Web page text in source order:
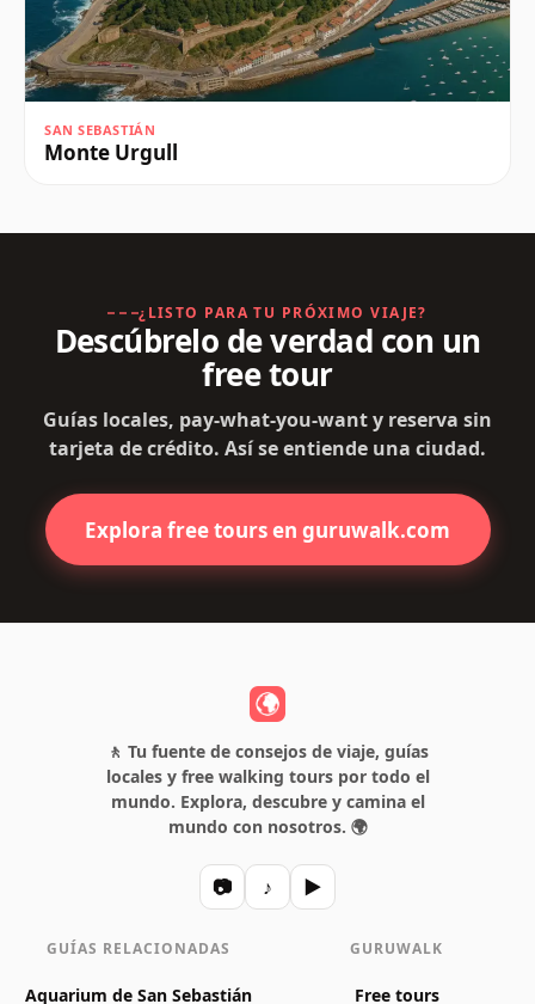
SAN SEBASTIÁN
Monte Urgull
¿LISTO PARA TU PRÓXIMO VIAJE?
Descúbrelo de verdad con un
free tour
Guías locales, pay-what-you-want y reserva sin
tarjeta de crédito. Así se entiende una ciudad.
Explora free tours en guruwalk.com
🚶 Tu fuente de consejos de viaje, guías
locales y free walking tours por todo el
mundo. Explora, descubre y camina el
mundo con nosotros. 🌍
📷 ♪ ▶
GUÍAS RELACIONADAS
Aquarium de San Sebastián
GURUWALK
Free tours